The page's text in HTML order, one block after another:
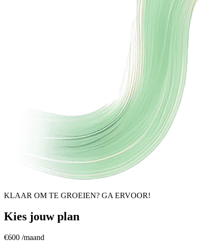
KLAAR OM TE GROEIEN? GA ERVOOR!
Kies jouw plan
€600 /maand